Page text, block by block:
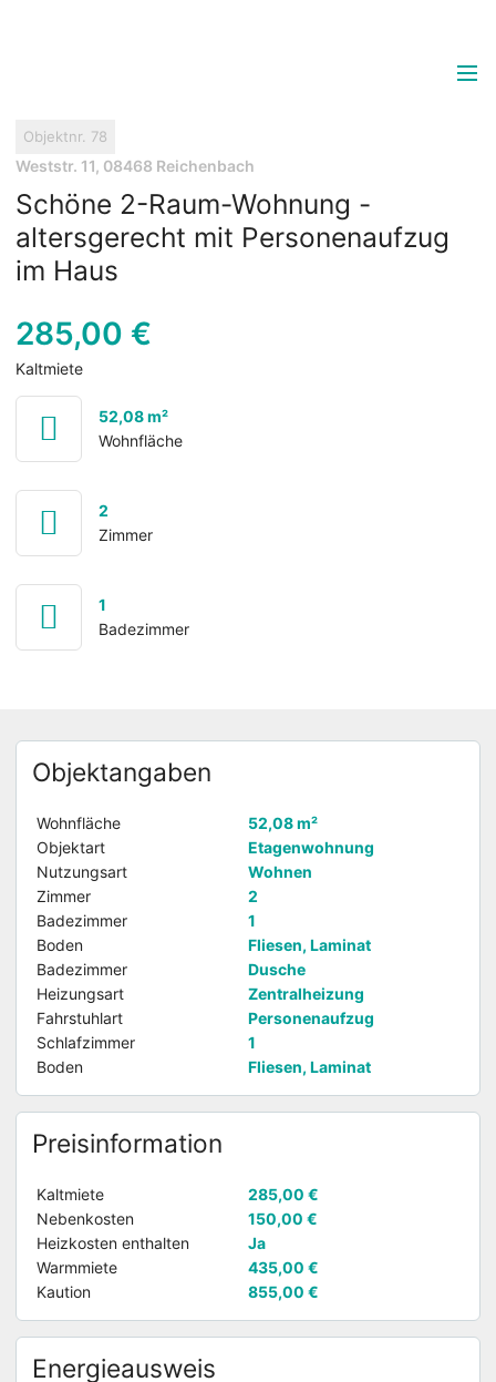
Weststr. 11, 08468 Reichenbach
Objektnr. 78
Schöne 2-Raum-Wohnung -
altersgerecht mit Personenaufzug
im Haus
Kaltmiete
285,00 €
52,08 m²
Wohnfläche
2
Zimmer
1
Badezimmer
Objektangaben
Wohnfläche
52,08 m²
Objektart
Etagenwohnung
Nutzungsart
Wohnen
Zimmer
2
Badezimmer
1
Boden
Fliesen, Laminat
Badezimmer
Dusche
Heizungsart
Zentralheizung
Fahrstuhlart
Personenaufzug
Schlafzimmer
1
Boden
Fliesen, Laminat
Preisinformation
Kaltmiete
285,00 €
Nebenkosten
150,00 €
Heizkosten enthalten
Ja
Warmmiete
435,00 €
Kaution
855,00 €
Energieausweis